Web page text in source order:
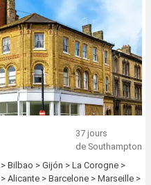
37 jours
de Southampton
Bilbao > Gijón > La Corogne >
Alicante > Barcelone > Marseille >